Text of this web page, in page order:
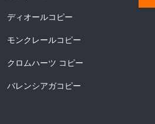
ディオールコピー
モンクレールコピー
クロムハーツ コピー
バレンシアガコピー